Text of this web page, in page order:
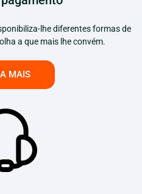
lhe diferentes formas de
a que mais lhe convém.
MAIS